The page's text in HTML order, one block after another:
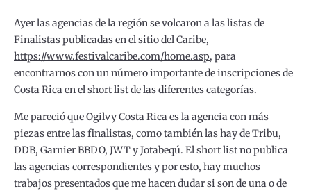
Ayer las agencias de la región se volcaron a las listas de
Finalistas publicadas en el sitio del Caribe,
https://www.festivalcaribe.com/home.asp, para
encontrarnos con un número importante de inscripciones de
Costa Rica en el short list de las diferentes categorías.
Me pareció que Ogilvy Costa Rica es la agencia con más
piezas entre las finalistas, como también las hay de Tribu,
DDB, Garnier BBDO, JWT y Jotabeqú. El short list no publica
las agencias correspondientes y por esto, hay muchos
trabajos presentados que me hacen dudar si son de una o de